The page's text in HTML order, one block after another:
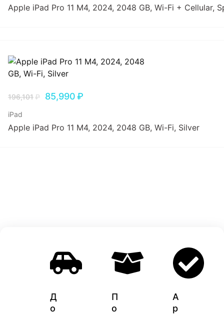
Apple iPad Pro 11 M4, 2024, 2048 GB, Wi-Fi + Cellular,
196,101₽ 85,990₽
iPad
Apple iPad Pro 11 M4, 2024, 2048 GB, Wi-Fi, Silver
Д
о
П
о
A
p